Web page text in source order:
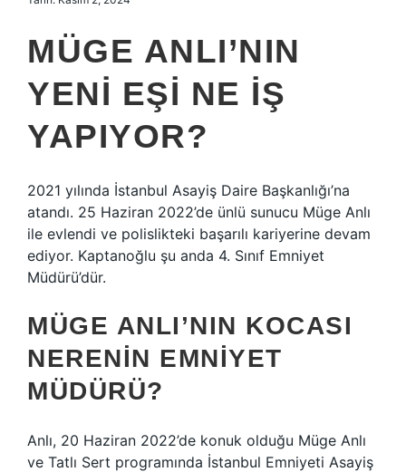
MÜGE ANLI’NIN
YENI EŞI NE IŞ
YAPIYOR?
2021 yılında İstanbul Asayiş Daire Başkanlığı’na
atandı. 25 Haziran 2022’de ünlü sunucu Müge Anlı
ile evlendi ve polislikteki başarılı kariyerine devam
ediyor. Kaptanoğlu şu anda 4. Sınıf Emniyet
Müdürü’dür.
MÜGE ANLI’NIN KOCASI
NERENIN EMNIYET
MÜDÜRÜ?
Anlı, 20 Haziran 2022’de konuk olduğu Müge Anlı
ve Tatlı Sert programında İstanbul Emniyeti Asayiş